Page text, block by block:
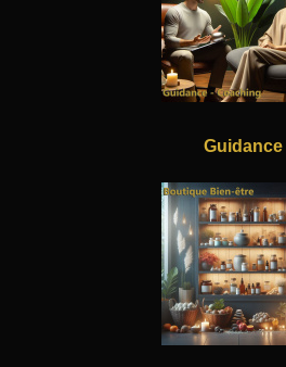
Guidance